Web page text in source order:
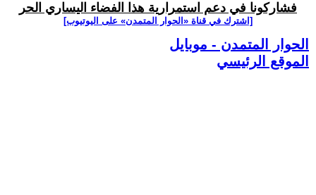
فشاركونا في دعم استمرارية هذا الفضاء اليساري الحر
[اشترك في قناة ‫«الحوار المتمدن» على اليوتيوب]
الحوار المتمدن - موبايل
الموقع الرئيسي